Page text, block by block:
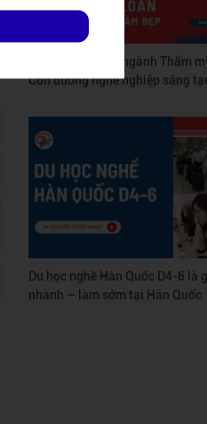
Du học Đài Loan ngành Thẩm
Con đường nghề nghiệp sáng
Du học nghề Hàn Quốc D4-6 là
nhanh – làm sớm tại Hàn Quốc